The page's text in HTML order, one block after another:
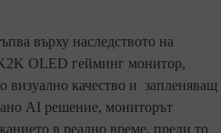
върху наследството на
OLED гейминг монитор,
визуално качество и запленяващ
AI решение, мониторът
в реално време, преди то